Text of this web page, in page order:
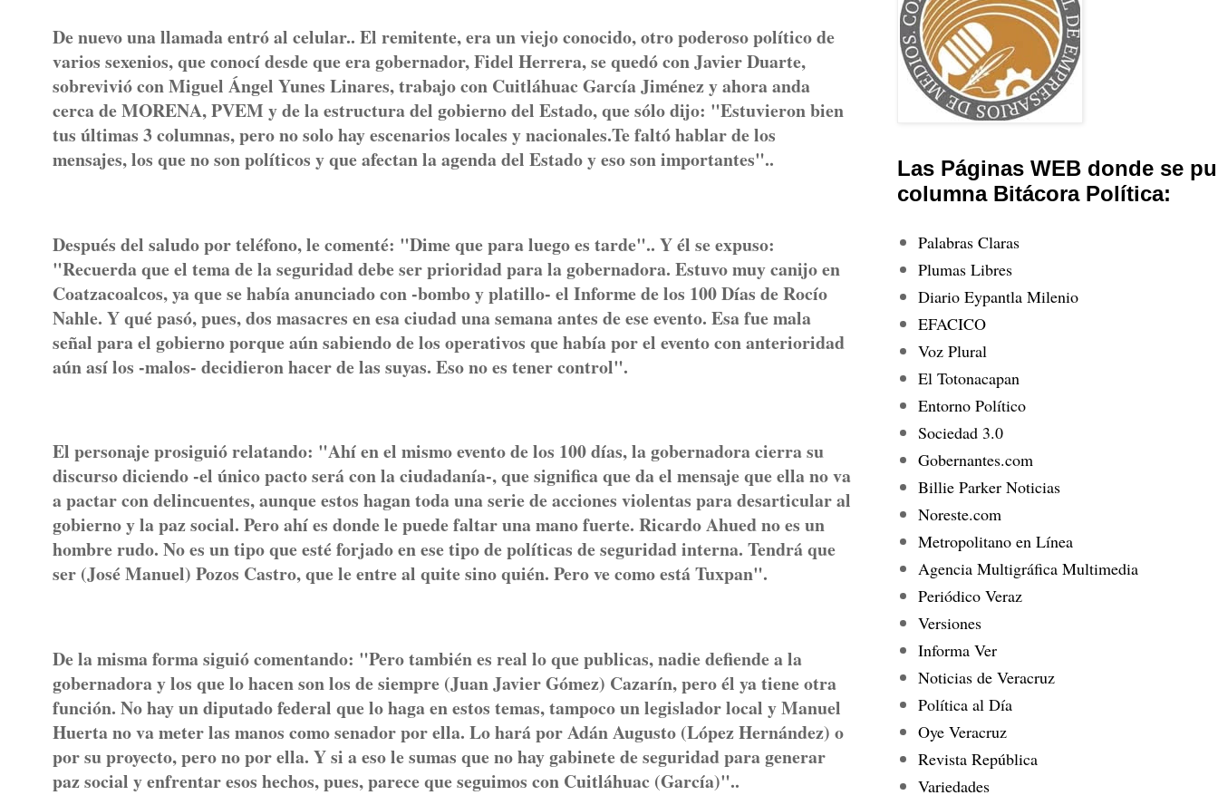
De nuevo una llamada entró al celular.. El remitente, era un viejo conocido, otro poderoso político de
varios sexenios, que conocí desde que era gobernador, Fidel Herrera, se quedó con Javier Duarte,
sobrevivió con Miguel Ángel Yunes Linares, trabajo con Cuitláhuac García Jiménez y ahora anda
cerca de MORENA, PVEM y de la estructura del gobierno del Estado, que sólo dijo: "Estuvieron bien
tus últimas 3 columnas, pero no solo hay escenarios locales y nacionales.Te faltó hablar de los
mensajes, los que no son políticos y que afectan la agenda del Estado y eso son importantes"..
Después del saludo por teléfono, le comenté: "Dime que para luego es tarde".. Y él se expuso:
"Recuerda que el tema de la seguridad debe ser prioridad para la gobernadora. Estuvo muy canijo en
Coatzacoalcos, ya que se había anunciado con -bombo y platillo- el Informe de los 100 Días de Rocío
Nahle. Y qué pasó, pues, dos masacres en esa ciudad una semana antes de ese evento. Esa fue mala
señal para el gobierno porque aún sabiendo de los operativos que había por el evento con anterioridad
aún así los -malos- decidieron hacer de las suyas. Eso no es tener control".
El personaje prosiguió relatando: "Ahí en el mismo evento de los 100 días, la gobernadora cierra su
discurso diciendo -el único pacto será con la ciudadanía-, que significa que da el mensaje que ella no va
a pactar con delincuentes, aunque estos hagan toda una serie de acciones violentas para desarticular al
gobierno y la paz social. Pero ahí es donde le puede faltar una mano fuerte. Ricardo Ahued no es un
hombre rudo. No es un tipo que esté forjado en ese tipo de políticas de seguridad interna. Tendrá que
ser (José Manuel) Pozos Castro, que le entre al quite sino quién. Pero ve como está Tuxpan".
De la misma forma siguió comentando: "Pero también es real lo que publicas, nadie defiende a la
gobernadora y los que lo hacen son los de siempre (Juan Javier Gómez) Cazarín, pero él ya tiene otra
función. No hay un diputado federal que lo haga en estos temas, tampoco un legislador local y Manuel
Huerta no va meter las manos como senador por ella. Lo hará por Adán Augusto (López Hernández) o
por su proyecto, pero no por ella. Y si a eso le sumas que no hay gabinete de seguridad para generar
paz social y enfrentar esos hechos, pues, parece que seguimos con Cuitláhuac (García)"..
Las Páginas WEB donde se
columna Bitácora Política:
Palabras Claras
Plumas Libres
Diario Eypantla Milenio
EFACICO
Voz Plural
El Totonacapan
Entorno Político
Sociedad 3.0
Gobernantes.com
Billie Parker Noticias
Noreste.com
Metropolitano en Línea
Agencia Multigráfica Multimedia
Periódico Veraz
Versiones
Informa Ver
Noticias de Veracruz
Política al Día
Oye Veracruz
Revista República
Variedades